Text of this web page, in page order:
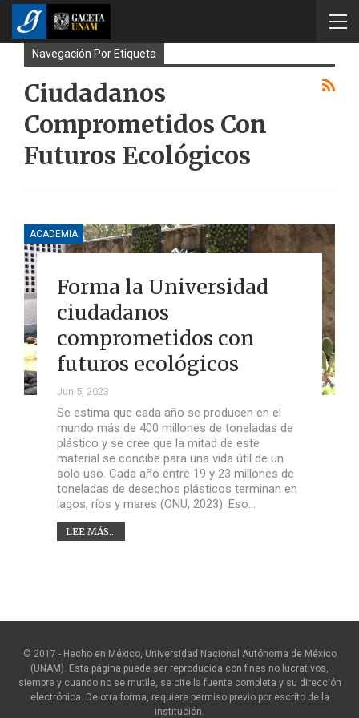
Navegación Por Etiqueta
Ciudadanos
Comprometidos Con
Futuros Ecológicos
ACADEMIA
Forma la Universidad
ciudadanos
comprometidos con
futuros ecológicos
Jun 5, 2023
Se estima que cada año se producen en el
mundo más de 400 millones de toneladas de
plástico y se cree que la mitad de este
material se concibe para una vida útil de un
solo uso. Cada año entre 19 y 23 millones de
toneladas de desechos plásticos terminan en
lagos, ríos y mares (ONU, 2023). Eso…
LEE MÁS...
© 2017 - Hecho en México, Universidad Nacional Autónoma de México
(UNAM). Esta página puede ser reproducida con fines no lucrativos,
siempre y cuando no se mutile, se cite la fuente completa y su dirección
electrónica. De otra forma, requiere permiso previo por escrito de la
institución.